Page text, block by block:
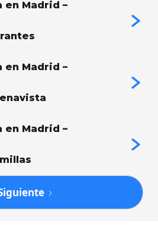
en Madrid –
en Madrid –
en Madrid –